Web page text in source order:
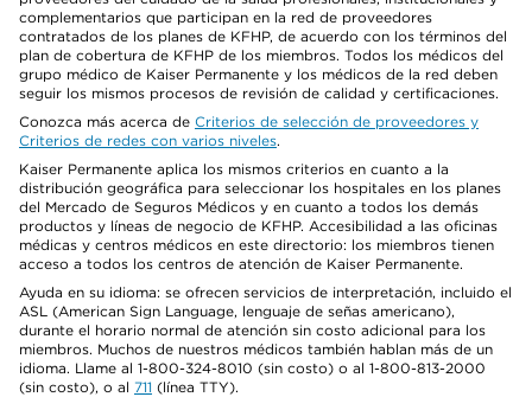
complementarios que participan en la red de proveedores
contratados de los planes de KFHP, de acuerdo con los términos del
plan de cobertura de KFHP de los miembros. Todos los médicos del
grupo médico de Kaiser Permanente y los médicos de la red deben
seguir los mismos procesos de revisión de calidad y certificaciones.
Conozca más acerca de Criterios de selección de proveedores y
Criterios de redes con varios niveles.
Kaiser Permanente aplica los mismos criterios en cuanto a la
distribución geográfica para seleccionar los hospitales en los planes
del Mercado de Seguros Médicos y en cuanto a todos los demás
productos y líneas de negocio de KFHP. Accesibilidad a las oficinas
médicas y centros médicos en este directorio: los miembros tienen
acceso a todos los centros de atención de Kaiser Permanente.
Ayuda en su idioma: se ofrecen servicios de interpretación, incluido el
ASL (American Sign Language, lenguaje de señas americano),
durante el horario normal de atención sin costo adicional para los
miembros. Muchos de nuestros médicos también hablan más de un
idioma. Llame al 1-800-324-8010 (sin costo) o al 1-800-813-2000
(sin costo), o al 711 (línea TTY).